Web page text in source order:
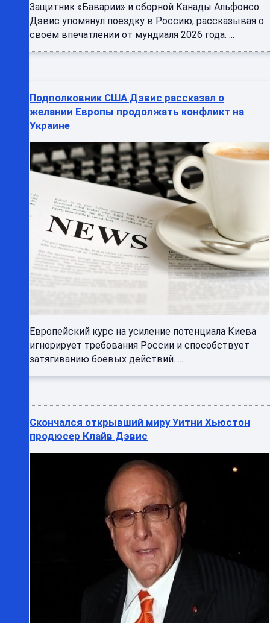
Защитник «Баварии» и сборной Канады Альфонсо
Дэвис упомянул поездку в Россию, рассказывая о
своём впечатлении от мундиаля 2026 года. ...
Подполковник США Дэвис рассказал о
желании Европы продолжать конфликт на
Украине
Европейский курс на усиление потенциала Киева
игнорирует требования России и способствует
затягиванию боевых действий. ...
Скончался открывший миру Уитни Хьюстон
продюсер Клайв Дэвис